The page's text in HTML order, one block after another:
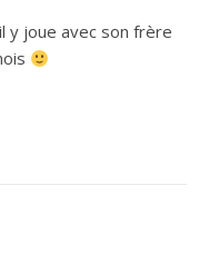
y joue avec son frère